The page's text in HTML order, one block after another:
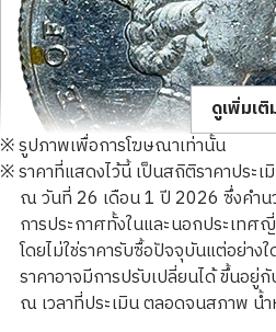
Platinum (Pt1000) Isle of Man
3.1g
ราคารับซื้ออ้างอิง
ดูเพิ่มเติ
※ รูปภาพเพื่อการโฆษณาเท่านั้น
※ ราคาที่แสดงไว้นี้ เป็นสถิติราคาประ
ณ วันที่ 26 เดือน 1 ปี 2026 ซึ่งคำ
การประกาศทั้งในและนอกประเท
โดยไม่ใช่ราคารับซื้อปัจจุบันแต่อย่างใ
ราคาอาจมีการปรับเปลี่ยนได้ ขึ้นอยู่
ณ เวลาที่ประเมิน ตลอดจนสภาพ